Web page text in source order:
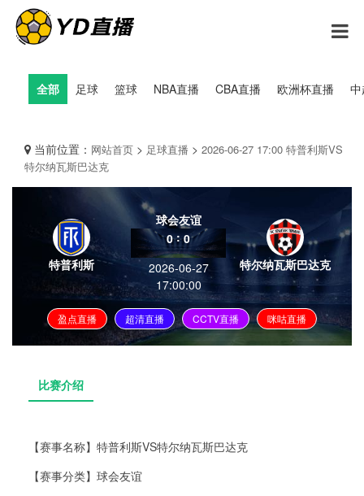
全部 足球 篮球 NBA直播 CBA直播 欧洲杯直播
当前位置： 网站首页 > 足球直播 > 2026-06-27 17:00 特普利斯VS
特尔纳瓦斯巴达克
特普利斯
球会友谊
0:0
2026-06-27
17:00:00
特尔纳瓦斯巴达克
盈点直播 超清直播 CCTV直播 咪咕直播
比赛介绍
【赛事名称】 特普利斯VS特尔纳瓦斯巴达克
【赛事分类】 球会友谊